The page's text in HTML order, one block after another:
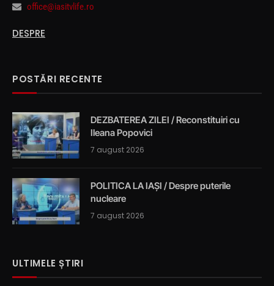
office@iasitvlife.ro
DESPRE
POSTĂRI RECENTE
DEZBATEREA ZILEI / Reconstituiri cu
Ileana Popovici
7 august 2026
POLITICA LA IAȘI / Despre puterile
nucleare
7 august 2026
ULTIMELE ȘTIRI